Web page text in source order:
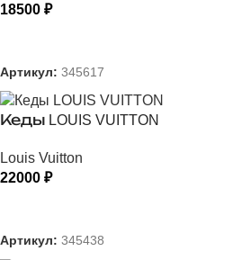
18500 ₽
Артикул: 345617
Кеды LOUIS VUITTON
Louis Vuitton
22000 ₽
Артикул: 345438